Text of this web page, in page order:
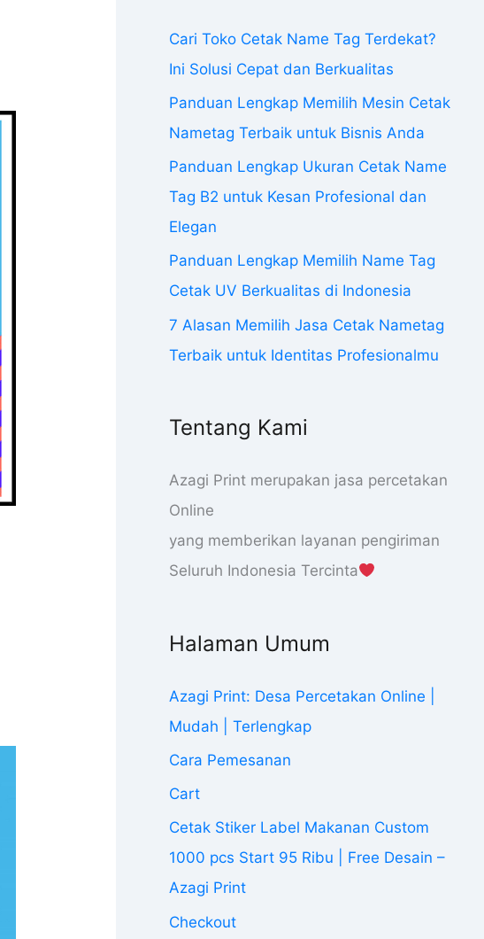
Cari Toko Cetak Name Tag Terdekat?
Ini Solusi Cepat dan Berkualitas
Panduan Lengkap Memilih Mesin Cetak
Nametag Terbaik untuk Bisnis Anda
Panduan Lengkap Ukuran Cetak Name
Tag B2 untuk Kesan Profesional dan
Elegan
Panduan Lengkap Memilih Name Tag
Cetak UV Berkualitas di Indonesia
7 Alasan Memilih Jasa Cetak Nametag
Terbaik untuk Identitas Profesionalmu
Tentang Kami
Azagi Print merupakan jasa percetakan
Online
yang memberikan layanan pengiriman
Seluruh Indonesia Tercinta
Halaman Umum
Azagi Print: Desa Percetakan Online |
Mudah | Terlengkap
Cara Pemesanan
Cart
Cetak Stiker Label Makanan Custom
1000 pcs Start 95 Ribu | Free Desain –
Azagi Print
Checkout